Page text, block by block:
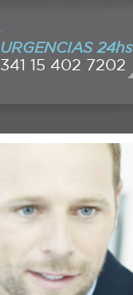
URGENCIAS 24hs
341 15 402 7202